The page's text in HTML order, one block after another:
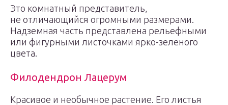
Это комнатный представитель,
не отличающийся огромными размерами.
Надземная часть представлена рельефными
или фигурными листочками ярко-зеленого
цвета.
Филодендрон Лацерум
Красивое и необычное растение. Его листья